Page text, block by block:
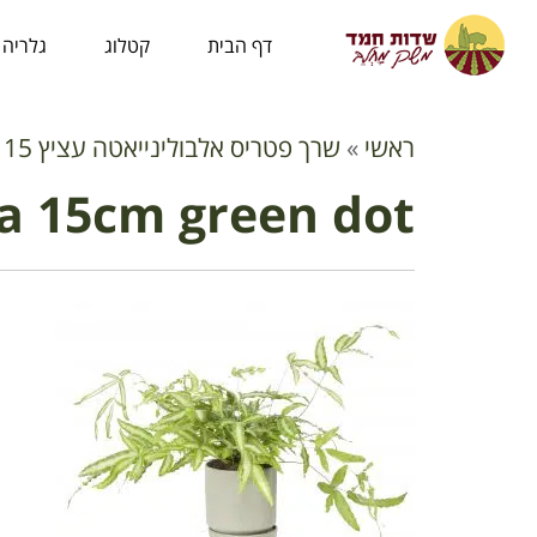
לתוכן
דף הבית קטלוג גלריה
ראשי » שרך פטריס אלבולינייאטה עציץ 15 סמ - סט קרמיקה קוטר 15 ירוק טרצו
15cm green dot